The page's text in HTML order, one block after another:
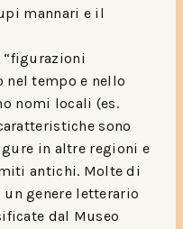
mannari e il
“figurazioni
nel tempo e nello
nomi locali (es.
sono
in altre regioni e
antichi. Molte di
genere letterario
dal Museo